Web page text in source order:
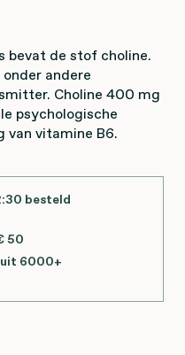
bevat de stof choline.
andere
Choline 400 mg
psychologische
van vitamine B6.
besteld
50
6000+